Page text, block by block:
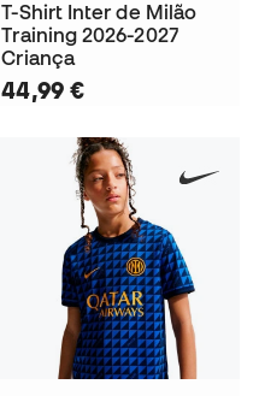
T-Shirt Inter de Milão
Training 2026-2027
Criança
44,99 €